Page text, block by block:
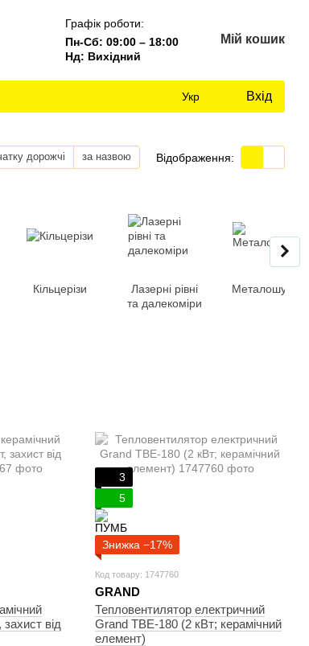
Графік роботи:
Пн-Сб: 09:00 – 18:00
Нд: Вихідний
Мій кошик
Укр Вхід
дорожчі за назвою Відображення:
Кільцерізи
Лазерні рівні
та далекоміри
Металошукачі
від
3
5
Знижка −17%
Код товару: 1747760
GRAND
Тепловентилятор електричний
Grand ТВЕ-180 (2 кВт; керамічний
елемент)